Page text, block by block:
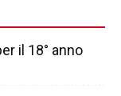
il 18° anno